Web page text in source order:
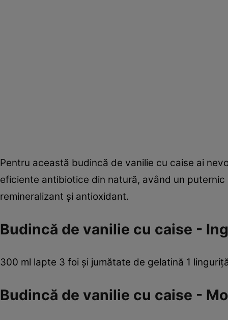
Pentru această budincă de vanilie cu caise ai
eficiente antibiotice din natură, având un
remineralizant şi antioxidant.
Budincă de vanilie cu caise -
300 ml lapte 3 foi şi jumătate de gelatină 1
Budincă de vanilie cu caise -